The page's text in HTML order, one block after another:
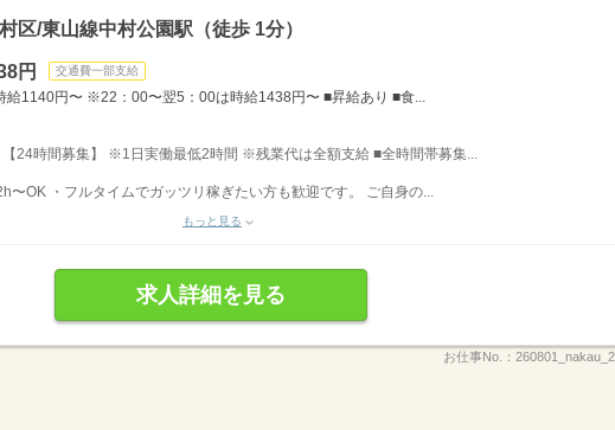
区/東山線中村公園駅（徒歩 1分）
円 交通費一部支給
給1140円〜 ※22：00〜翌5：00は時給1438円〜 ■昇給あり ■食...
24時間募集】 ※1日実働最低2時間 ※残業代は全額支給 ■全時間帯募集...
〜OK ・フルタイムでガッツリ稼ぎたい方も歓迎です。 ご自身の...
もっと見る
求人詳細を見る
お仕事No.：